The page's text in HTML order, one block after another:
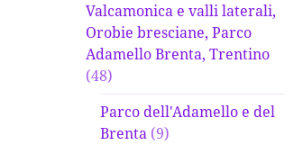
Valcamonica e valli laterali,
Orobie bresciane, Parco
Adamello Brenta, Trentino
(48)
Parco dell'Adamello e del
Brenta (9)